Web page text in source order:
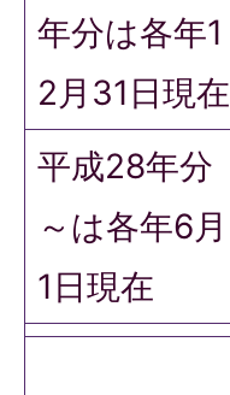
年分は各年1
2月31日現在
平成28年分
～は各年6月
1日現在